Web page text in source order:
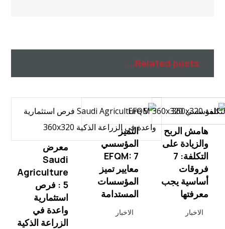
Related posts...
معرض
Saudi
Agriculture
: 5 فرص
استثمارية
واعدة في
الزراعة الذكية
التميز
المؤسسي
EFQM: 7
معايير تميز
المؤسسات
المستدامة
الاخبار
هامش الربح
والزيادة على
التكلفة: 7
فروقات
أساسية يجب
معرفتها
الاخبار